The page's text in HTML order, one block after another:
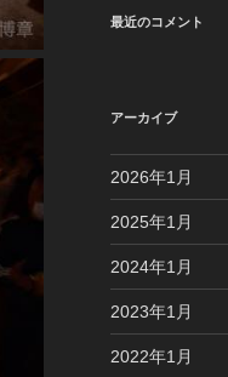
最近のコメント
アーカイブ
2026年1月
2025年1月
2024年1月
2023年1月
2022年1月